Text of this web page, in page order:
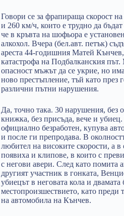
Говори се за фрапираща скорост
и 260 км/ч, които е трудно да
че в кръвта на шофьора е
алкохол. Вчера (бел.авт. петък)
ареста 44-годишния Матей
катастрофа на Подбалканския
опасност мъжът да се укрие, но
ново престъпление, тъй като през
различни пътни нарушения.
Да, точно така. 30 нарушения, без
книжка, без присъда, вече и
официално безработен, купува
и после ги препродава. В
любител на високите скорости, а
появиха и клипове, в които с
с негови авери. След като помита
другият участник в гонката,
убиецът в неговата кола и двамата
местопроизшествието, като преди
на автомобила на Кънчев.